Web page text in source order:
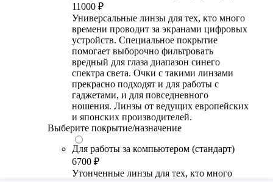
11000 ₽
Универсальные линзы для тех, кто много
времени проводит за экранами цифровых
устройств. Специальное покрытие
помогает выборочно фильтровать
вредный для глаза диапазон синего
спектра света. Очки с такими линзами
прекрасно подходят и для работы с
гаджетами, и для повседневного
ношения. Линзы от ведущих европейских
и японских производителей.
Выберите покрытие/назначение
Для работы за компьютером (стандарт)
6700 ₽
Утонченные линзы для тех, кто много